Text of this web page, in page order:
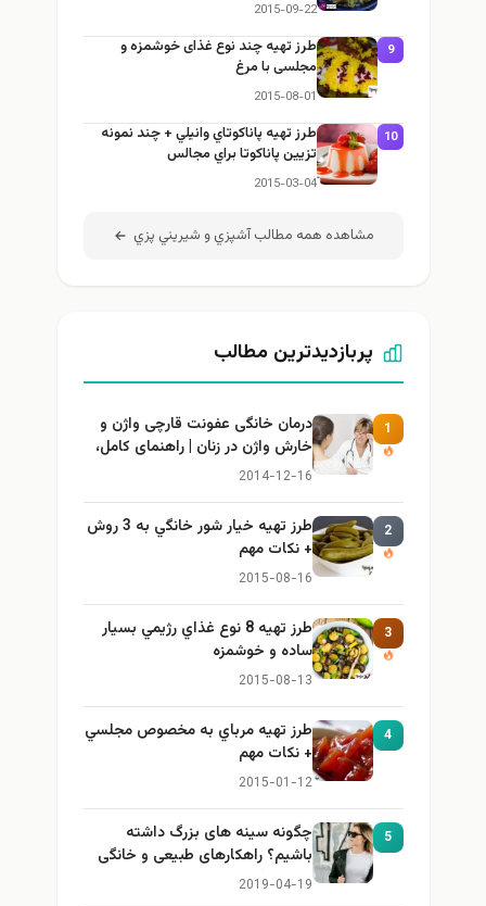
2015-09-22
9
طرز تهيه چند نوع غذای خوشمزه و
مجلسی با مرغ
2015-08-01
10
طرز تهيه پاناكوتاي وانيلي + چند نمونه
تزيين پاناكوتا براي مجالس
2015-03-04
مشاهده همه مطالب آشپزي و شيريني پزي
پربازدیدترین مطالب
1
درمان خانگی عفونت قارچی واژن و
خارش واژن در زنان | راهنمای کامل،
ایمن و کاربردی
2014-12-16
2
طرز تهيه خیار شور خانگي به 3 روش
+ نكات مهم
2015-08-16
3
طرز تهيه 8 نوع غذاي رژيمي بسيار
ساده و خوشمزه
2015-08-13
4
طرز تهيه مرباي به مخصوص مجلسي
+ نكات مهم
2015-01-12
5
چگونه سینه های بزرگ داشته
باشیم؟ راهکارهای طبیعی و خانگی
برای بزرگ کردن سینه
2019-04-19